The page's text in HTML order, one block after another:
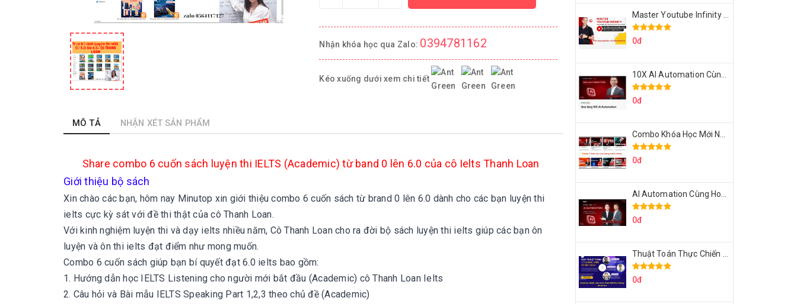
Nhận khóa học qua Zalo: 0394781162
Kéo xuống dưới xem chi tiết
MÔ TẢ NHẬN XÉT SẢN PHẨM
Share combo 6 cuốn sách luyện thi IELTS (Academic) từ band 0 lên 6.0 của cô Ielts Thanh Loan
Giới thiệu bộ sách
Xin chào các bạn, hôm nay Minutop xin giới thiệu combo 6 cuốn sách từ brand 0 lên 6.0 dành cho các bạn luyện thi
ielts cực kỳ sát với đề thi thật của cô Thanh Loan.
Với kinh nghiệm luyện thi và dạy ielts nhiều năm, Cô Thanh Loan cho ra đời bộ sách luyện thi ielts giúp các bạn ôn
luyện và ôn thi ielts đạt điểm như mong muốn.
Combo 6 cuốn sách giúp bạn bí quyết đạt 6.0 ielts bao gồm:
1. Hướng dẫn học IELTS Listening cho người mới bắt đầu (Academic) cô Thanh Loan Ielts
2. Câu hỏi và Bài mẫu IELTS Speaking Part 1,2,3 theo chủ đề (Academic)
0đ
0đ
0đ
0đ
0đ